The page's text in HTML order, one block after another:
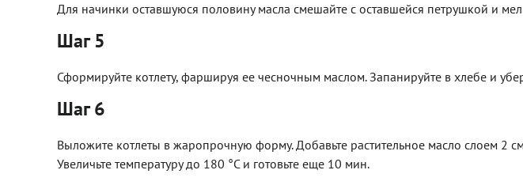
Для начинки оставшуюся половину масла смешайте с оставшейся петрушкой и
Шаг 5
Сформируйте котлету, фаршируя ее чесночным маслом. Запанируйте в хлебе и
Шаг 6
Выложите котлеты в жаропрочную форму. Добавьте растительное масло слоем 2
Увеличьте температуру до 180 °С и готовьте еще 10 мин.